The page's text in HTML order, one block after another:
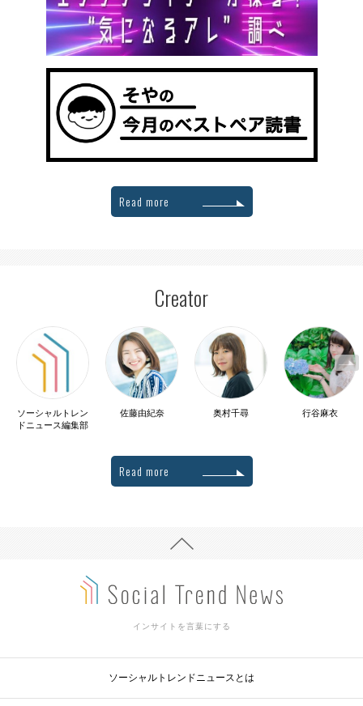
Read more
Creator
ソーシャルトレン
ドニュース編集部
佐藤由紀奈 奥村千尋 行谷麻衣
Read more
インサイトを言葉にする
ソーシャルトレンドニュースとは